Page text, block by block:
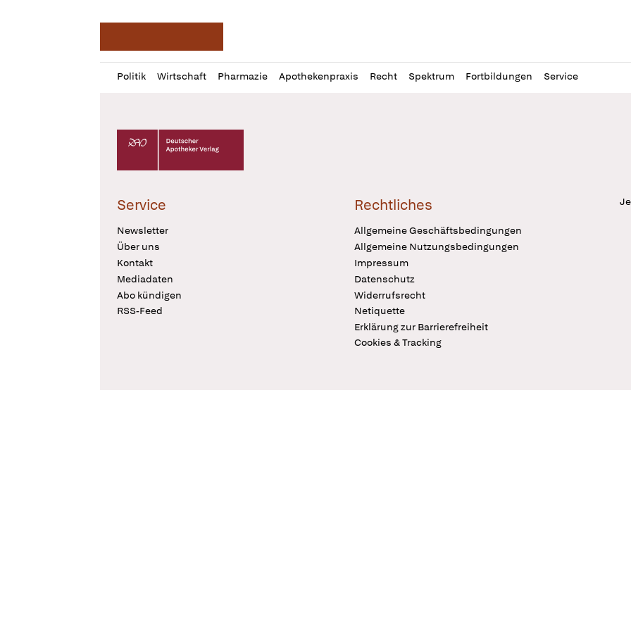
Politik Wirtschaft Pharmazie Apothekenpraxis Recht Spektrum Fortbildungen Service
Profil
öffnen
Daz
Pur
Deutscher Apotheker Verlag Logo
Service
Newsletter
Über uns
Kontakt
Mediadaten
Abo kündigen
RSS-Feed
Rechtliches
Allgemeine Geschäftsbedingungen
Allgemeine Nutzungsbedingungen
Impressum
Datenschutz
Widerrufsrecht
Netiquette
Erklärung zur Barrierefreiheit
Cookies & Tracking